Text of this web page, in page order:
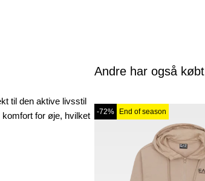
til den aktive livsstil
komfort for øje, hvilket
Andre har også købt
-72% End of season